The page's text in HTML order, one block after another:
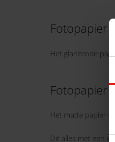
Fotopapier
Het glanzende
Fotopapier
Het matte papier
Dit alles met een